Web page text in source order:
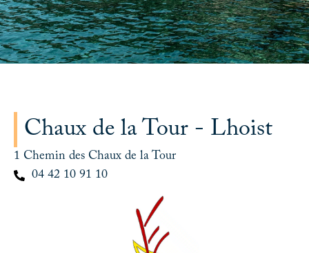
Chaux de la Tour - Lhoist
1 Chemin des Chaux de la Tour
04 42 10 91 10